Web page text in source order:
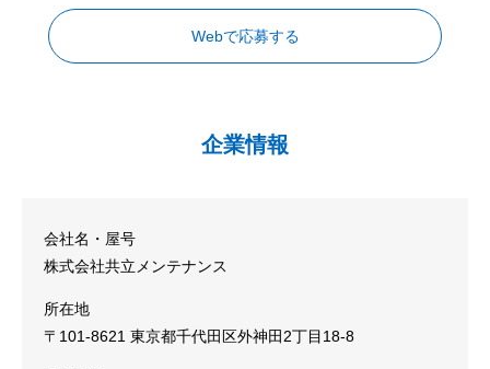
Webで応募する
企業情報
会社名・屋号
株式会社共立メンテナンス
所在地
〒101-8621 東京都千代田区外神田2丁目18-8